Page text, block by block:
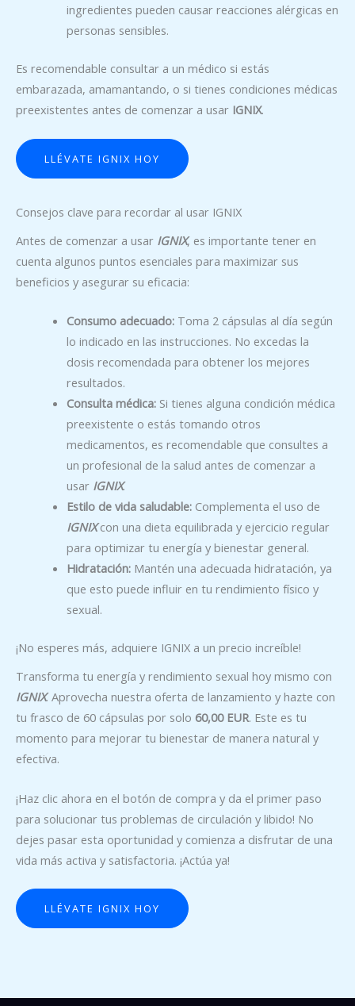
ingredientes pueden causar reacciones alérgicas en
personas sensibles.
Es recomendable consultar a un médico si estás
embarazada, amamantando, o si tienes condiciones médicas
preexistentes antes de comenzar a usar IGNIX.
LLÉVATE IGNIX HOY
Consejos clave para recordar al usar IGNIX
Antes de comenzar a usar IGNIX, es importante tener en
cuenta algunos puntos esenciales para maximizar sus
beneficios y asegurar su eficacia:
Consumo adecuado:Toma 2 cápsulas al día según
lo indicado en las instrucciones. No excedas la
dosis recomendada para obtener los mejores
resultados.
Consulta médica:Si tienes alguna condición médica
preexistente o estás tomando otros
medicamentos, es recomendable que consultes a
un profesional de la salud antes de comenzar a
usar IGNIX.
Estilo de vida saludable:Complementa el uso de
IGNIXcon una dieta equilibrada y ejercicio regular
para optimizar tu energía y bienestar general.
Hidratación:Mantén una adecuada hidratación, ya
que esto puede influir en tu rendimiento físico y
sexual.
¡No esperes más, adquiere IGNIX a un precio increíble!
Transforma tu energía y rendimiento sexual hoy mismo con
IGNIX. Aprovecha nuestra oferta de lanzamiento y hazte con
tu frasco de 60 cápsulas por solo 60,00 EUR. Este es tu
momento para mejorar tu bienestar de manera natural y
efectiva.
¡Haz clic ahora en el botón de compra y da el primer paso
para solucionar tus problemas de circulación y libido! No
dejes pasar esta oportunidad y comienza a disfrutar de una
vida más activa y satisfactoria. ¡Actúa ya!
LLÉVATE IGNIX HOY